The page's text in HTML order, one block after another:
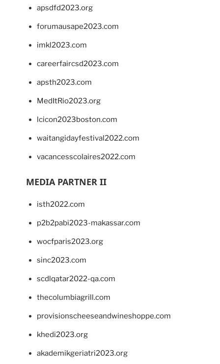
apsdfd2023.org
forumausape2023.com
imkl2023.com
careerfaircsd2023.com
apsth2023.com
MedItRio2023.org
lcicon2023boston.com
waitangidayfestival2022.com
vacancesscolaires2022.com
MEDIA PARTNER II
isth2022.com
p2b2pabi2023-makassar.com
wocfparis2023.org
sinc2023.com
scdlqatar2022-qa.com
thecolumbiagrill.com
provisionscheeseandwineshoppe.com
khedi2023.org
akademikgeriatri2023.org